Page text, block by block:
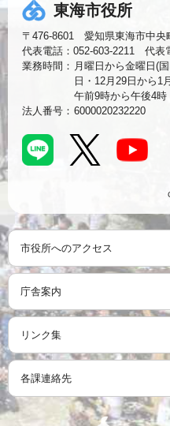
東海市役所
〒476-8601 愛知県東海市中央
代表電話：052-603-2211 代表
業務時間： 月曜日から金曜日(
日・12月29日から1
午前9時から午後4時
法人番号： 6000020232220
市役所へのアクセス
庁舎案内
リンク集
各課連絡先